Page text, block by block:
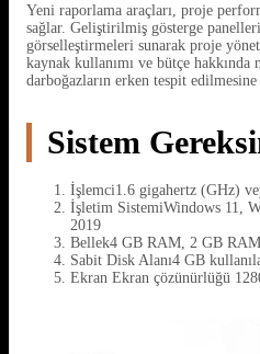
Yeni raporlama araçları, proje
sağlar. Geliştirilmiş gösterge
görselleştirmeleri sunarak proje
kaynak kullanımı ve bütçe hakkında
darboğazların erken tespit edilmesine
Sistem
İşlemci1.6 gigahertz (GHz)
İşletim SistemiWindows 11,
2019
Bellek4 GB RAM, 2 GB
Sabit Disk Alanı4 GB
Ekran Ekran çözünürlüğü